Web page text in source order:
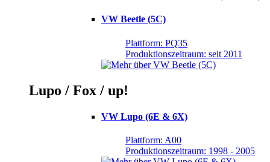
VW Beetle (5C)
Plattform: PQ35
Produktionszeitraum: seit 2011
Lupo / Fox / up!
VW Lupo (6E & 6X)
Plattform: A00
Produktionszeitraum: 1998 - 2005